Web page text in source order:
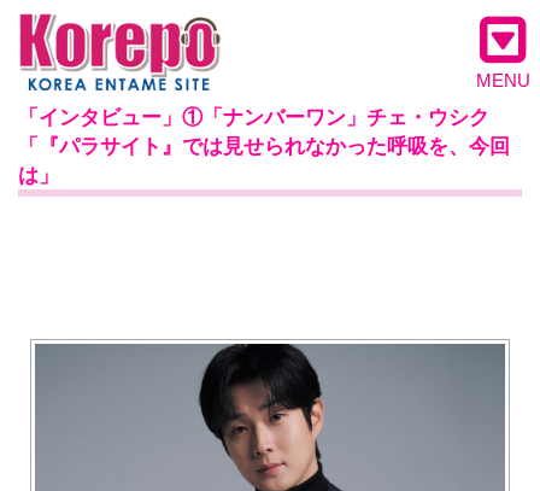
MENU
「インタビュー」①「ナンバーワン」チェ・ウシク
「『パラサイト』では見せられなかった呼吸を、今回
は」